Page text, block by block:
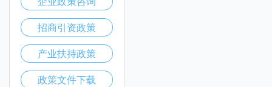
招商引资政策
产业扶持政策
政策文件下载